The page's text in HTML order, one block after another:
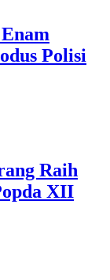
Polisi
Raih
XII